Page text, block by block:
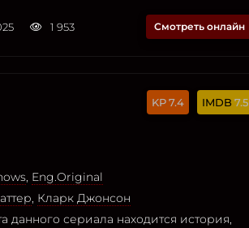
1 953 Смотреть онлайн
7.4 7.5
, Eng.Original
, Кларк Джонсон
данного сериала находится история,